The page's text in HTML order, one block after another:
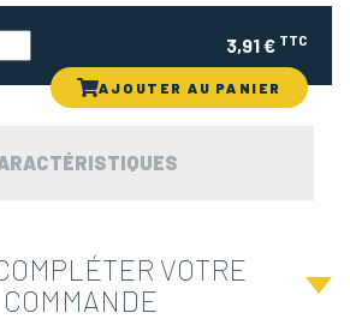
3,91 € TTC
AJOUTER AU PANIER
VOTRE
COMMANDE